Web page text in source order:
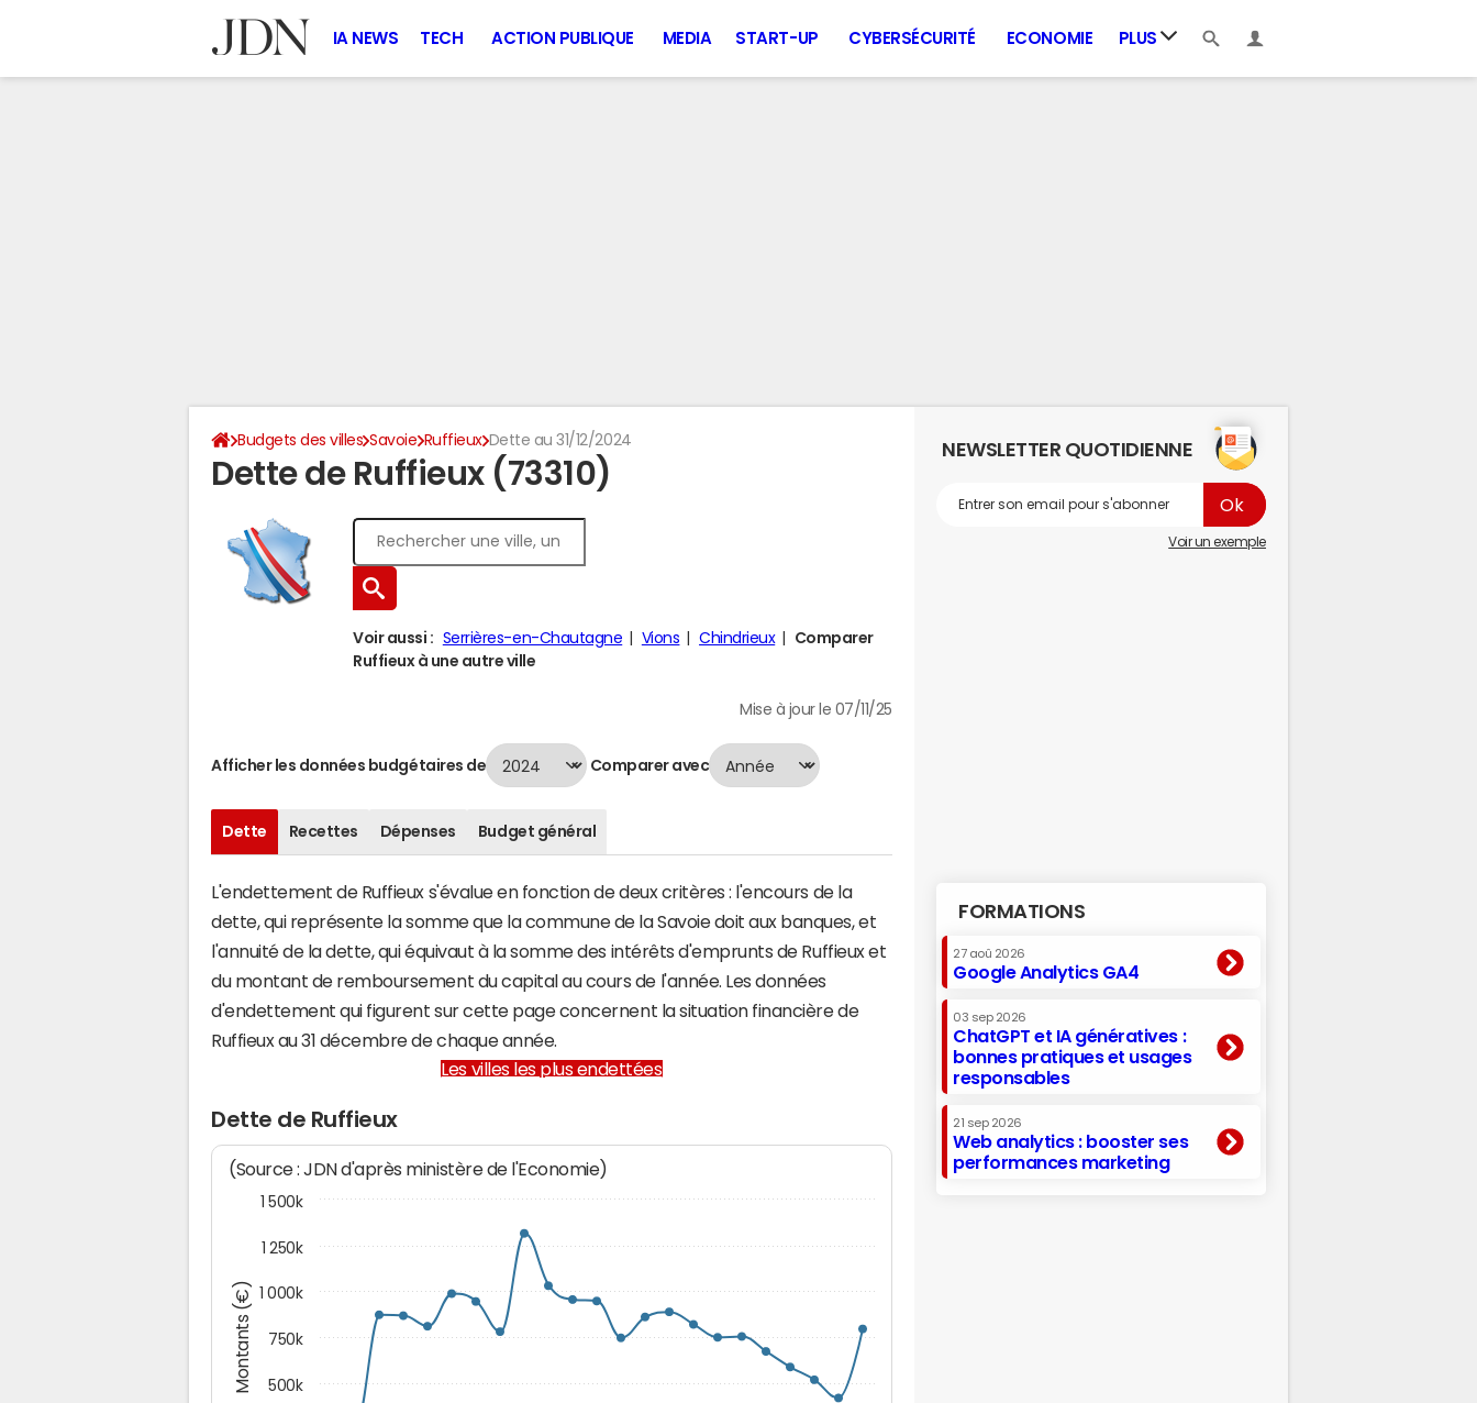
IA NEWS TECH ACTION PUBLIQUE MEDIA START-UP CYBERSÉCURITÉ ECONOMIE PLUS
Budgets des villes Savoie Ruffieux Dette au 31/12/2024
Dette de Ruffieux (73310)
Voir aussi : Serrières-en-Chautagne Vions Chindrieux
Comparer
Ruffieux à une autre ville
Mise à jour le 07/11/25
Afficher les données budgétaires de Comparer avec
Dette Recettes Dépenses Budget général
L'endettement de Ruffieux s'évalue en fonction de deux critères : l'encours de la
dette, qui représente la somme que la commune de la Savoie doit aux banques, et
l'annuité de la dette, qui équivaut à la somme des intérêts d'emprunts de Ruffieux et
du montant de remboursement du capital au cours de l'année. Les données
d'endettement qui figurent sur cette page concernent la situation financière de
Ruffieux au 31 décembre de chaque année.
Les villes les plus endettées
Dette de Ruffieux
Montants (€)
(Source : JDN d'après ministère de l'Economie)
500k
750k
1 000k
1 250k
1 500k
NEWSLETTER QUOTIDIENNE
Voir un exemple
FORMATIONS
27 aoû 2026
Google Analytics GA4
03 sep 2026
ChatGPT et IA génératives :
bonnes pratiques et usages
responsables
21 sep 2026
Web analytics : booster ses
performances marketing